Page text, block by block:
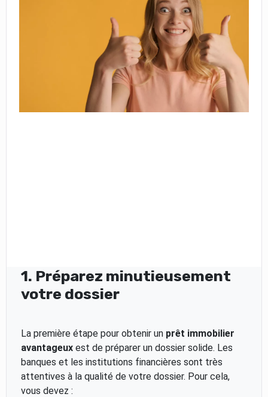
1. Préparez minutieusement
votre dossier
La première étape pour obtenir un prêt immobilier
avantageuxest de préparer un dossier solide. Les
banques et les institutions financières sont très
attentives à la qualité de votre dossier. Pour cela,
vous devez :